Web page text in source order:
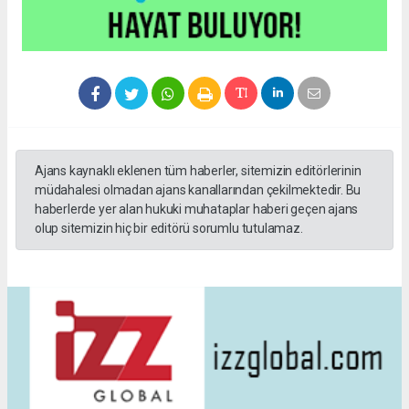
Ajans kaynaklı eklenen tüm haberler, sitemizin editörlerinin
müdahalesi olmadan ajans kanallarından çekilmektedir. Bu
haberlerde yer alan hukuki muhataplar haberi geçen ajans
olup sitemizin hiç bir editörü sorumlu tutulamaz.